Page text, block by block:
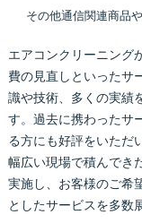
その他通信関連商品
エアコンクリーニング
費の見直しといったサ
識や技術、多くの実績
す。過去に携わったサ
る方にも好評をいただ
幅広い現場で積んでき
実施し、お客様のご希
としたサービスを多数